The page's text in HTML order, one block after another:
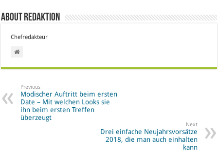
About Redaktion
Chefredakteur
Previous
Modischer Auftritt beim ersten
Date – Mit welchen Looks sie
ihn beim ersten Treffen
überzeugt
Next
Drei einfache Neujahrsvorsätze
2018, die man auch einhalten
kann